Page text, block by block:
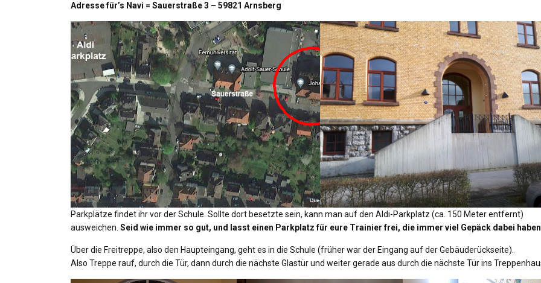
Adresse für’s Navi = Sauerstraße 3 – 59821 Arnsberg
Parkplätze findet ihr vor der Schule. Sollte dort besetzte sein, kann man auf den Aldi-Parkplatz (ca. 150 Meter entfernt)
ausweichen. Seid wie immer so gut, und lasst einen Parkplatz für eure Trainier frei, die immer viel Gepäck dabei
Über die Freitreppe, also den Haupteingang, geht es in die Schule (früher war der Eingang auf der Gebäuderückseite).
Also Treppe rauf, durch die Tür, dann durch die nächste Glastür und weiter gerade aus durch die nächste Tür ins